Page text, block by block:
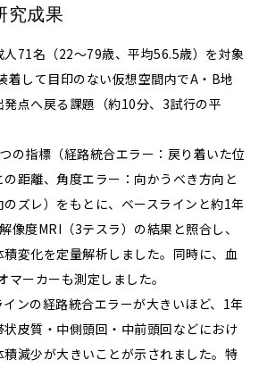
究成果
人71名（22〜79歳、平均56.5歳）を対象
着して目印のない仮想空間内でA・B地
点へ戻る課題（約10分、3試行の平
の指標（経路統合エラー：戻り着いた位
距離、角度エラー：向かうべき方向と
ズレ）をもとに、ベースラインと約1年
像度MRI（3テスラ）の結果と照合し、
変化を定量解析しました。同時に、血
マーカーも測定しました。
ンの経路統合エラーが大きいほど、1年
皮質・中側頭回・中前頭回などにおけ
減少が大きいことが示されました。特